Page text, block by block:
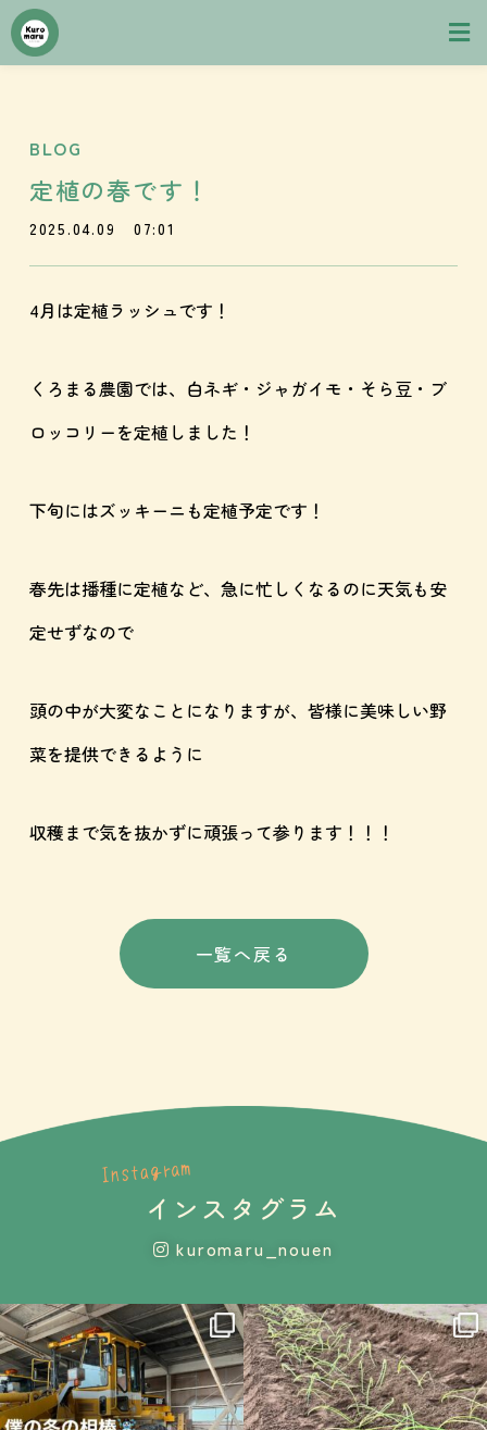
BLOG
定植の春です！
2025.04.09 07:01
4月は定植ラッシュです！
くろまる農園では、白ネギ・ジャガイモ・そら豆・ブ
ロッコリーを定植しました！
下旬にはズッキーニも定植予定です！
春先は播種に定植など、急に忙しくなるのに天気も安
定せずなので
頭の中が大変なことになりますが、皆様に美味しい野
菜を提供できるように
収穫まで気を抜かずに頑張って参ります！！！
一覧へ戻る
インスタグラム
kuromaru_nouen